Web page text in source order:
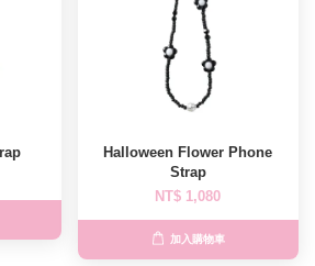
Halloween Flower Phone
Strap
NT$ 1,080
加入購物車